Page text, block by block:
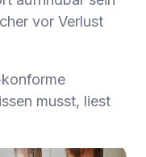
vor Verlust
musst, liest